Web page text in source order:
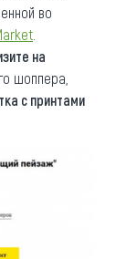
во
на
шоппера,
с принтами